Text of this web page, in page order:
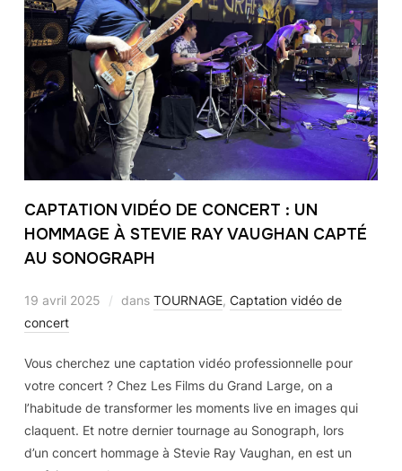
CAPTATION VIDÉO DE CONCERT : UN
HOMMAGE À STEVIE RAY VAUGHAN CAPTÉ
AU SONOGRAPH
19 avril 2025 dans TOURNAGE, Captation vidéo de
concert
Vous cherchez une captation vidéo professionnelle pour
votre concert ? Chez Les Films du Grand Large, on a
l’habitude de transformer les moments live en images qui
claquent. Et notre dernier tournage au Sonograph, lors
d’un concert hommage à Stevie Ray Vaughan, en est un